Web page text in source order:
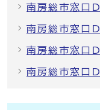
南房総市窓口
南房総市窓口
南房総市窓口
南房総市窓口